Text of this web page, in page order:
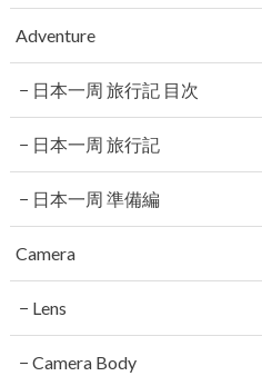
Adventure
日本一周 旅行記 目次
日本一周 旅行記
日本一周 準備編
Camera
Lens
Camera Body